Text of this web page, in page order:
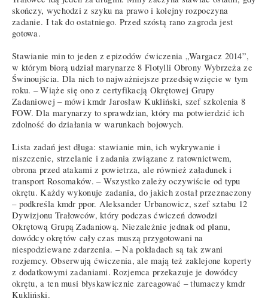
skończy, wychodzi z szyku na prawo i kolejny rozpoczyna
zadanie. I tak do ostatniego. Przed szóstą rano zagroda jest
gotowa.
Stawianie min to jeden z epizodów ćwiczenia „Wargacz 2014”,
w którym biorą udział marynarze 8 Flotylli Obrony Wybrzeża ze
Świnoujścia. Dla nich to najważniejsze przedsięwzięcie w tym
roku. – Wiąże się ono z certyfikacją Okrętowej Grupy
Zadaniowej – mówi kmdr Jarosław Kukliński, szef szkolenia 8
FOW. Dla marynarzy to sprawdzian, który ma potwierdzić ich
zdolność do działania w warunkach bojowych.
Lista zadań jest długa: stawianie min, ich wykrywanie i
niszczenie, strzelanie i zadania związane z ratownictwem,
obrona przed atakami z powietrza, ale również załadunek i
transport Rosomaków. – Wszystko zależy oczywiście od typu
okrętu. Każdy wykonuje zadania, do jakich został przeznaczony
– podkreśla kmdr ppor. Aleksander Urbanowicz, szef sztabu 12
Dywizjonu Trałowców, który podczas ćwiczeń dowodzi
Okrętową Grupą Zadaniową. Niezależnie jednak od planu,
dowódcy okrętów cały czas muszą przygotowani na
niespodziewane zdarzenia. – Na pokładach są tak zwani
rozjemcy. Obserwują ćwiczenia, ale mają też zaklejone koperty
z dodatkowymi zadaniami. Rozjemca przekazuje je dowódcy
okrętu, a ten musi błyskawicznie zareagować – tłumaczy kmdr
Kukliński.